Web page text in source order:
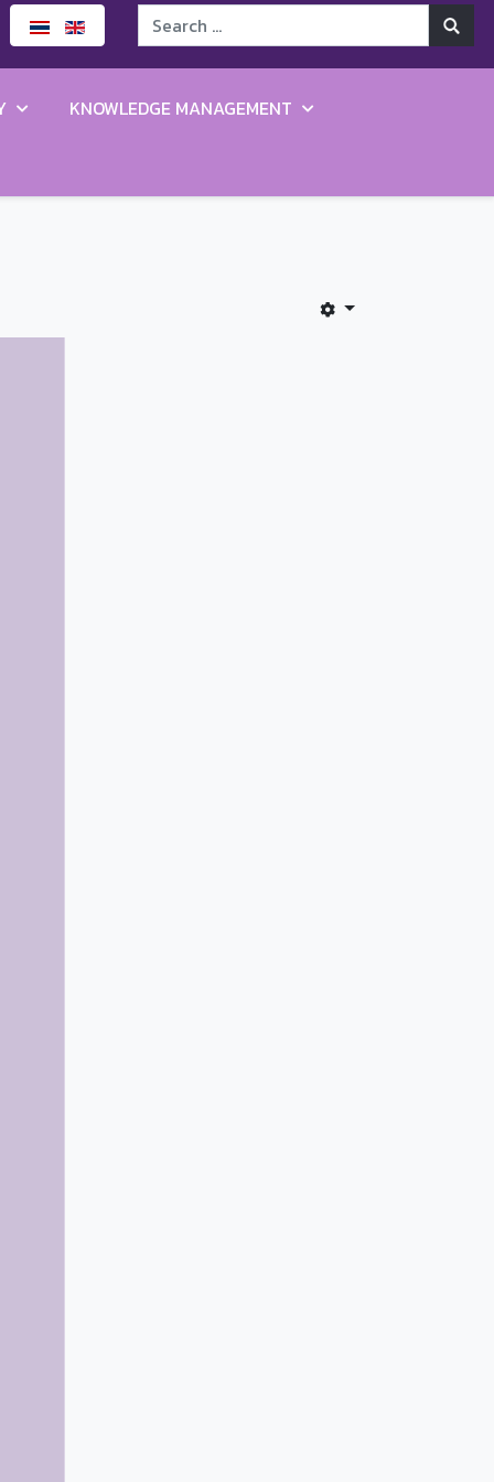
KNOWLEDGE MANAGEMENT